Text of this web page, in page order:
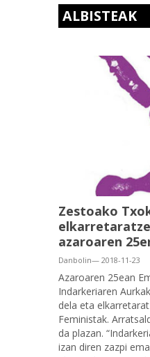
ALBISTEAK
Zestoako
azaroaren
Danbolin— 2018-11-23
Azaroaren 25ean
Indarkeriaren
dela eta
Feministak.
da plazan.
izan diren zazpi